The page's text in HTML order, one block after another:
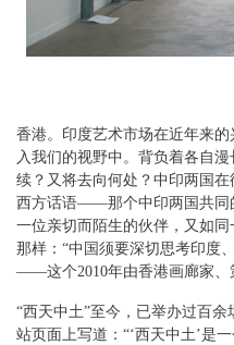
香港。印度艺术市场在近年来
入我们的视野中。背负着各自
续？又将去向何处？中印两国
西方话语——那个中印两国共同
一位亲切而陌生的伙伴，又如
那样：“中国须要深切思考印度
——这个2010年由香港画廊家、
“西天中土”至今，已举办过百
站页面上写道：“‘西天中土’是